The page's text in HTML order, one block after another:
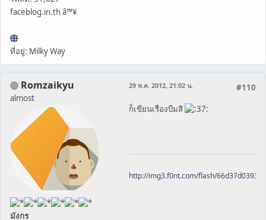
faceblog.in.th â™¥
ที่อยู่: Milky Way
Romzaikyu
almost
มังกร
#110
29 พ.ค. 2012, 21:02 น.
ก็เขียนเรื่องบีมสิ
http://img3.f0nt.com/flash/